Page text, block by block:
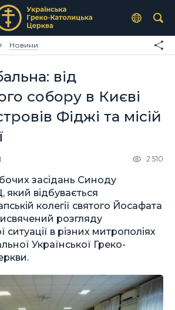
Новини
від
собору в Києві
Фіджі та місій
2 510
засідань Синоду
який відбувається
колегії святого Йосафата
розгляду
ситуації в різних митрополіях
Української Греко-